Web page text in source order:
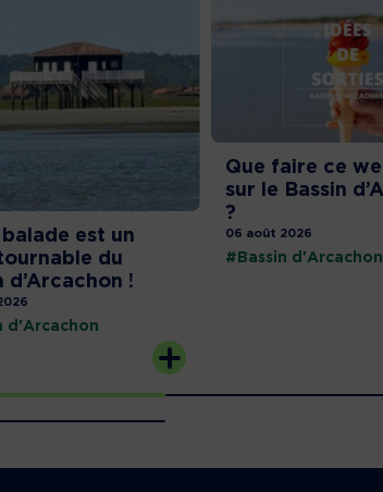
est un
du
d’Arcachon !
d'Arcachon
Que faire ce
sur le Bassin
?
06 août 2026
#Bassin d'Arcachon